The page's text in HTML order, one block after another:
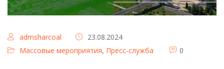
admsharcoal
23.08.2024
Массовые мероприятия, Пресс-служба 0